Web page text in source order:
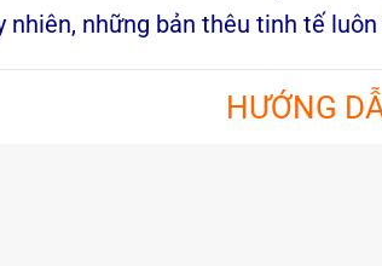
nhiên, những bản thêu tinh tế
HƯỚNG